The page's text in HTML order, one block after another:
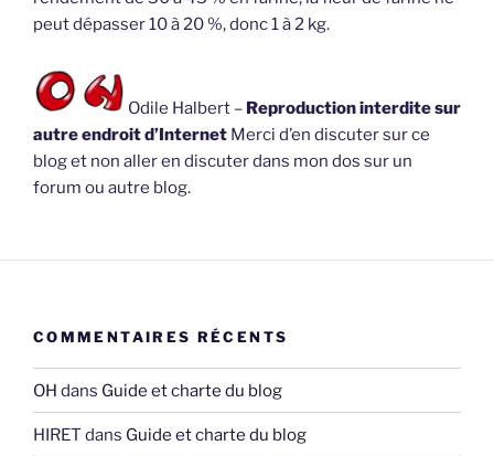
peut dépasser 10 à 20 %, donc 1 à 2 kg.
Odile Halbert – Reproduction interdite sur
autre endroit d’Internet Merci d’en discuter sur ce
blog et non aller en discuter dans mon dos sur un
forum ou autre blog.
COMMENTAIRES RÉCENTS
OH dans Guide et charte du blog
HIRET dans Guide et charte du blog